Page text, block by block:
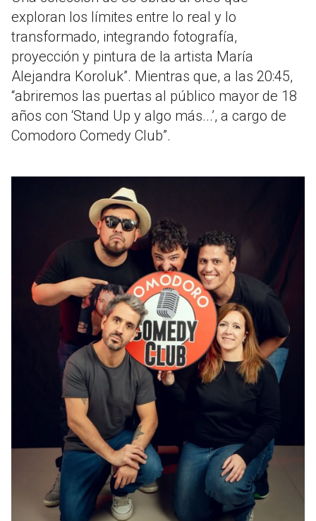
exploran los límites entre lo real y lo
transformado, integrando fotografía,
proyección y pintura de la artista María
Alejandra Koroluk”. Mientras que, a las 20:45,
“abriremos las puertas al público mayor de 18
años con ‘Stand Up y algo más...’, a cargo de
Comodoro Comedy Club”.